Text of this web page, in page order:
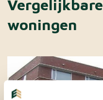
Vergelijkbare
woningen